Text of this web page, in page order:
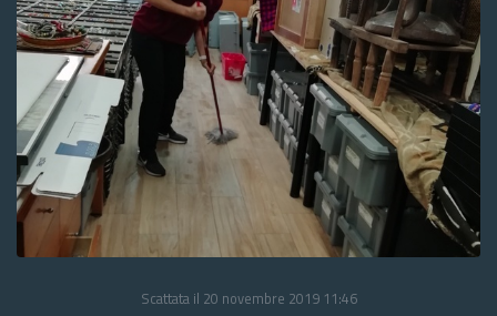
Scattata il 20 novembre 2019 11:46